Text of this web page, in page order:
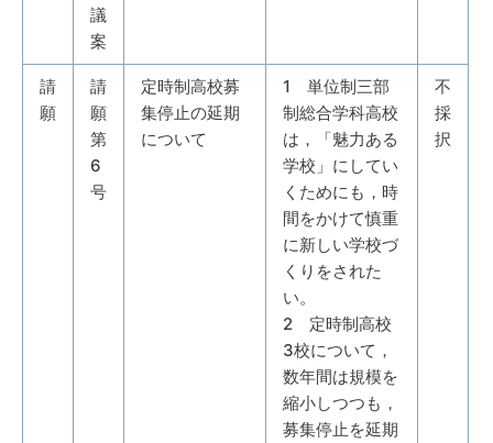
議
案
請
願
請
願
第
6
号
定時制高校募
集停止の延期
について
1 単位制三部
制総合学科高校
は，「魅力ある
学校」にしてい
くためにも，時
間をかけて慎重
に新しい学校づ
くりをされた
い。
2 定時制高校
3校について，
数年間は規模を
縮小しつつも，
募集停止を延期
不
採
択